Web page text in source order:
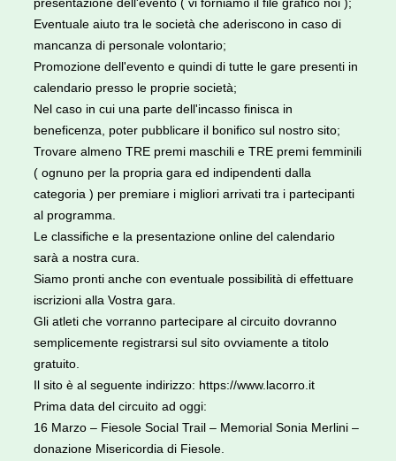
Eventuale aiuto tra le società che aderiscono in caso di
mancanza di personale volontario;
Promozione dell'evento e quindi di tutte le gare presenti in
calendario presso le proprie società;
Nel caso in cui una parte dell'incasso finisca in
beneficenza, poter pubblicare il bonifico sul nostro sito;
Trovare almeno TRE premi maschili e TRE premi femminili
( ognuno per la propria gara ed indipendenti dalla
categoria ) per premiare i migliori arrivati tra i partecipanti
al programma.
Le classifiche e la presentazione online del calendario
sarà a nostra cura.
Siamo pronti anche con eventuale possibilità di effettuare
iscrizioni alla Vostra gara.
Gli atleti che vorranno partecipare al circuito dovranno
semplicemente registrarsi sul sito ovviamente a titolo
gratuito.
Il sito è al seguente indirizzo: https://www.lacorro.it
Prima data del circuito ad oggi:
16 Marzo – Fiesole Social Trail – Memorial Sonia Merlini –
donazione Misericordia di Fiesole.